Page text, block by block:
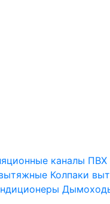
каналы ПВХ
Колпаки